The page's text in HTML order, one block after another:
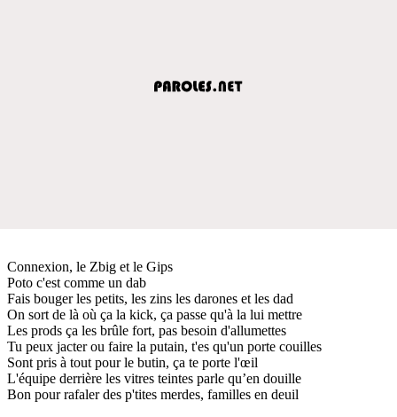
Connexion, le Zbig et le Gips
Poto c'est comme un dab
Fais bouger les petits, les zins les darones et les dad
On sort de là où ça la kick, ça passe qu'à la lui mettre
Les prods ça les brûle fort, pas besoin d'allumettes
Tu peux jacter ou faire la putain, t'es qu'un porte couilles
Sont pris à tout pour le butin, ça te porte l'œil
L'équipe derrière les vitres teintes parle qu’en douille
Bon pour rafaler des p'tites merdes, familles en deuil